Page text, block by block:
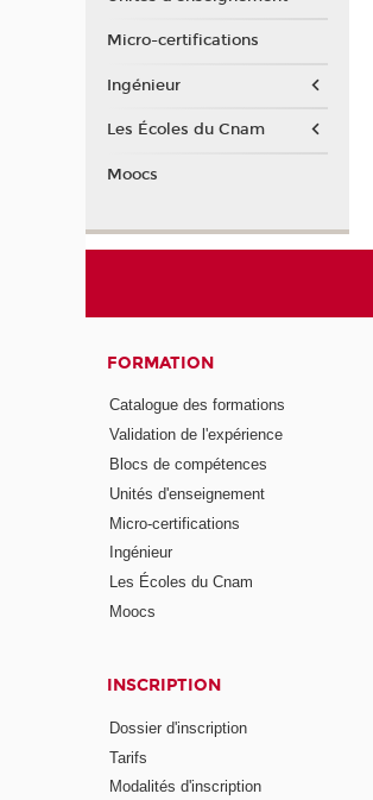
Micro-certifications
Ingénieur
Les Écoles du Cnam
Moocs
FORMATION
Catalogue des formations
Validation de l'expérience
Blocs de compétences
Unités d'enseignement
Micro-certifications
Ingénieur
Les Écoles du Cnam
Moocs
INSCRIPTION
Dossier d'inscription
Tarifs
Modalités d'inscription